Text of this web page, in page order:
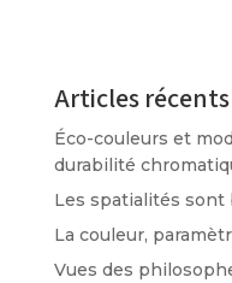
Articles récents
Éco-couleurs et
durabilité
Les spatialités sont
La couleur,
Vues des